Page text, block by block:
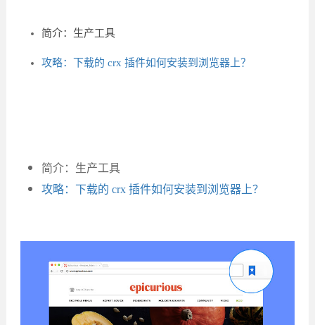
简介：生产工具
攻略：下载的 crx 插件如何安装到浏览器上？
简介：生产工具
攻略：下载的 crx 插件如何安装到浏览器上？